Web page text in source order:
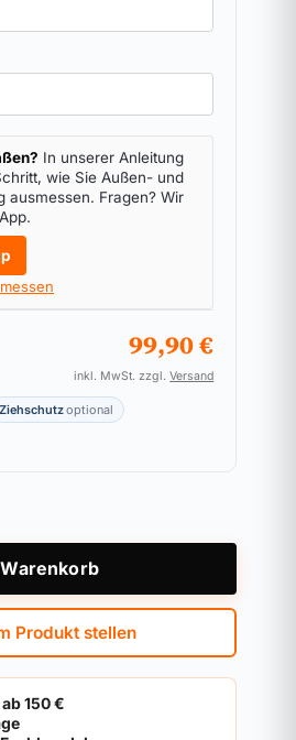
In unserer Anleitung
wie Sie Außen- und
ausmessen. Fragen? Wir
99,90 €
inkl. MwSt. zzgl.Versand
Ziehschutzoptional
Pro Cap Menge
Produkt stellen
150 €